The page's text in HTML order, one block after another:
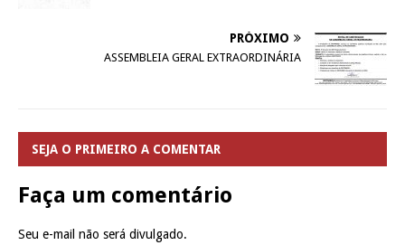
PRÓXIMO
ASSEMBLEIA GERAL EXTRAORDINÁRIA
SEJA O PRIMEIRO A COMENTAR
Faça um comentário
Seu e-mail não será divulgado.